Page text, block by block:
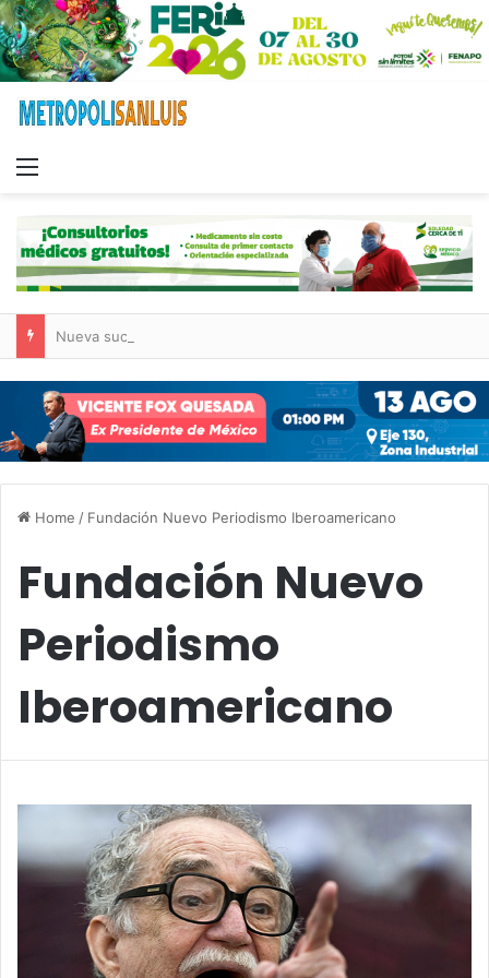
Home / Fundación Nuevo Periodismo Iberoamericano
Fundación Nuevo
Periodismo
Iberoamericano